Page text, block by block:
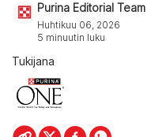
Purina Editorial Team
Huhtikuu 06, 2026
5 minuutin luku
Tukijana